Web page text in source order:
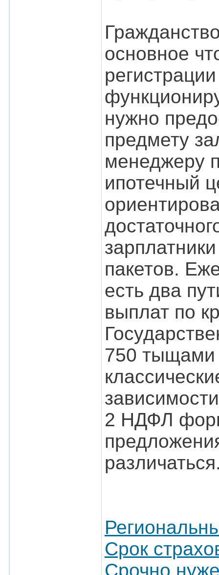
основное
нужно
предмету
менеджеру
ипотечный
пакетов.
есть два
выплат по
750 тыщами
2 НДФЛ
Срок
Срочно